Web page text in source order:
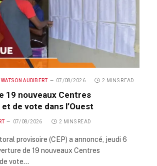
WATSON AUDIBERT 07/08/2026 2 MINS READ
19 nouveaux Centres
de vote dans l’Ouest
07/08/2026 2 MINS READ
provisoire (CEP) a annoncé, jeudi 6
de 19 nouveaux Centres
vote…